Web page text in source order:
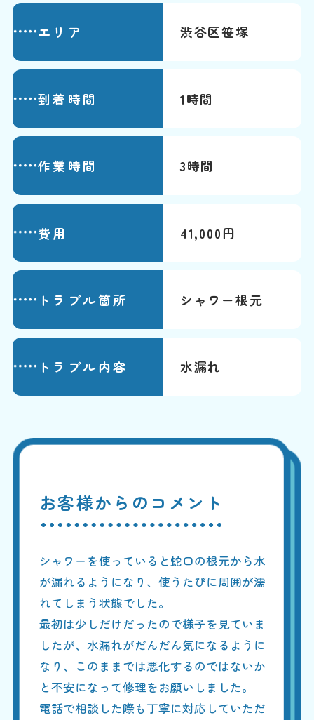
エリア 渋谷区笹塚
到着時間 1時間
作業時間 3時間
費用 41,000円
トラブル箇所 シャワー根元
トラブル内容 水漏れ
お客様からのコメント
シャワーを使っていると蛇口の根元から水
が漏れるようになり、使うたびに周囲が濡
れてしまう状態でした。
最初は少しだけだったので様子を見ていま
したが、水漏れがだんだん気になるように
なり、このままでは悪化するのではないか
と不安になって修理をお願いしました。
電話で相談した際も丁寧に対応していただ